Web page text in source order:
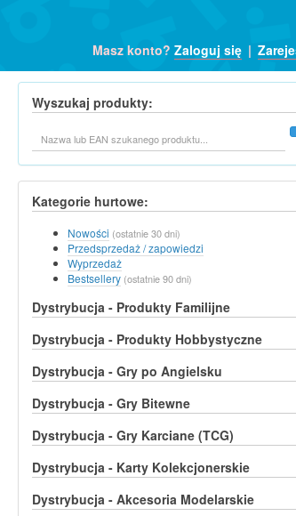
Masz konto? Zaloguj się |
Wyszukaj produkty:
Kategorie hurtowe:
Nowości (ostatnie 30 dni)
Przedsprzedaż / zapowiedzi
Wyprzedaż
Bestsellery (ostatnie 90 dni)
Dystrybucja - Produkty Familijne
Dystrybucja - Produkty Hobbystyczne
Dystrybucja - Gry po Angielsku
Dystrybucja - Gry Bitewne
Dystrybucja - Gry Karciane (TCG)
Dystrybucja - Karty Kolekcjonerskie
Dystrybucja - Akcesoria Modelarskie